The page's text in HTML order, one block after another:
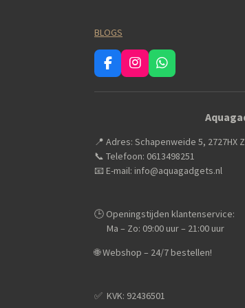
BLOGS
F
a
c
o
k
I
n
s
r
a
m
W
h
a
p
p
📍 Adres: Schapenweide 5, 2727HX
📞 Telefoon: 0613498251
📧 E-mail: info@aquagadgets.nl
🕒 Openingstijden klantenservice:
Ma – Zo: 09:00 uur – 21:00 uur
🌐 Webshop – 24/7 bestellen!
✅️ KVK: 92436501